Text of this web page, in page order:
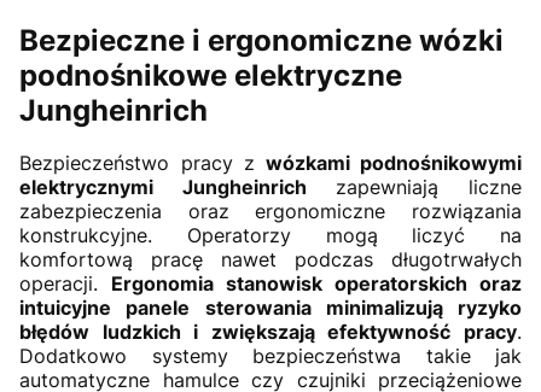
Bezpieczne i ergonomiczne wózki
podnośnikowe elektryczne
Jungheinrich
Bezpieczeństwo pracy z wózkami podnośnikowymi
elektrycznymi Jungheinrich zapewniają liczne
zabezpieczenia oraz ergonomiczne rozwiązania
konstrukcyjne. Operatorzy mogą liczyć na
komfortową pracę nawet podczas długotrwałych
operacji. Ergonomia stanowisk operatorskich oraz
intuicyjne panele sterowania minimalizują ryzyko
błędów ludzkich i zwiększają efektywność pracy.
Dodatkowo systemy bezpieczeństwa takie jak
automatyczne hamulce czy czujniki przeciążeniowe